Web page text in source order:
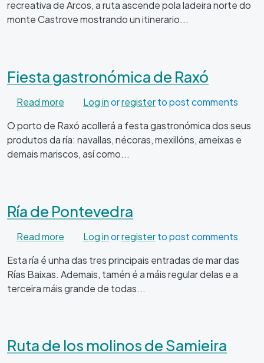
recreativa de Arcos, a ruta ascende pola ladeira norte do
monte Castrove mostrando un itinerario...
Fiesta gastronómica de Raxó
Read more about Fiesta gastronómica de Raxó
Log inorregisterto post comments
O porto de Raxó acollerá a festa gastronómica dos seus
produtos da ría: navallas, nécoras, mexillóns, ameixas e
demais mariscos, así como...
Ría de Pontevedra
Read more about Ría de Pontevedra
Log inorregisterto post comments
Esta ría é unha das tres principais entradas de mar das
Rías Baixas. Ademais, tamén é a máis regular delas e a
terceira máis grande de todas...
Ruta de los molinos de Samieira